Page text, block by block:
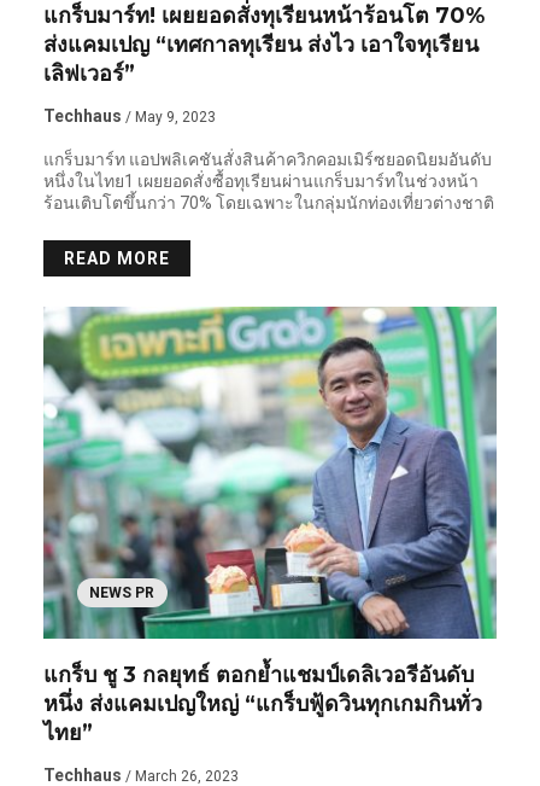
แกร็บมาร์ท! เผยยอดสั่งทุเรียนหน้าร้อนโต 70%
ส่งแคมเปญ “เทศกาลทุเรียน ส่งไว เอาใจทุเรียน
เลิฟเวอร์”
Techhaus / May 9, 2023
แกร็บมาร์ท แอปพลิเคชันสั่งสินค้าควิกคอมเมิร์ซยอดนิยมอันดับ
หนึ่งในไทย1 เผยยอดสั่งซื้อทุเรียนผ่านแกร็บมาร์ทในช่วงหน้า
ร้อนเติบโตขึ้นกว่า 70% โดยเฉพาะในกลุ่มนักท่องเที่ยวต่างชาติ
READ MORE
NEWS PR
แกร็บ ชู 3 กลยุทธ์ ตอกย้ำแชมป์เดลิเวอรีอันดับ
หนึ่ง ส่งแคมเปญใหญ่ “แกร็บฟู้ดวินทุกเกมกินทั่ว
ไทย”
Techhaus / March 26, 2023